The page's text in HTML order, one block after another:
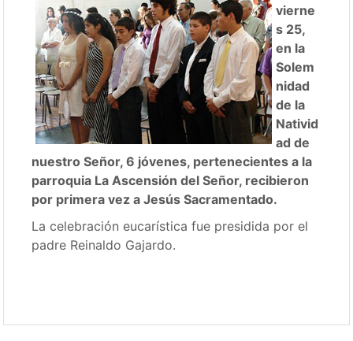
vierne
s 25,
en la
Solem
nidad
de la
Nativid
ad de
nuestro Señor, 6 jóvenes, pertenecientes a la
parroquia La Ascensión del Señor, recibieron
por primera vez a Jesús Sacramentado.
La celebración eucarística fue presidida por el
padre Reinaldo Gajardo.